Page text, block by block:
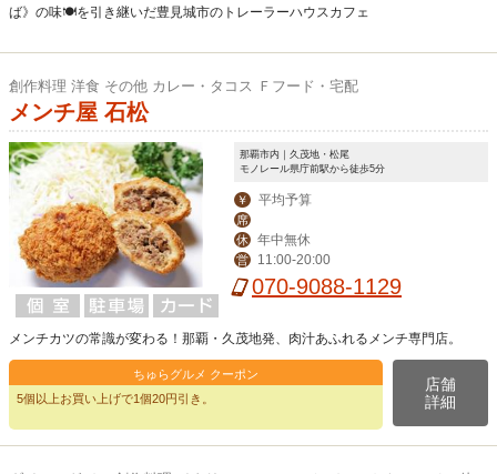
ば》の味🍽を引き継いだ豊見城市のトレーラーハウスカフェ
創作料理 洋食 その他 カレー・タコス Ｆフード・宅配
メンチ屋 石松
那覇市内｜久茂地・松尾
モノレール県庁前駅から徒歩5分
￥ 平均予算
席
休
年中無休
営 11:00-20:00
070-9088-1129
メンチカツの常識が変わる！那覇・久茂地発、肉汁あふれるメンチ専門店。
ちゅらグルメ クーポン
5個以上お買い上げで1個20円引き。
店舗
詳細